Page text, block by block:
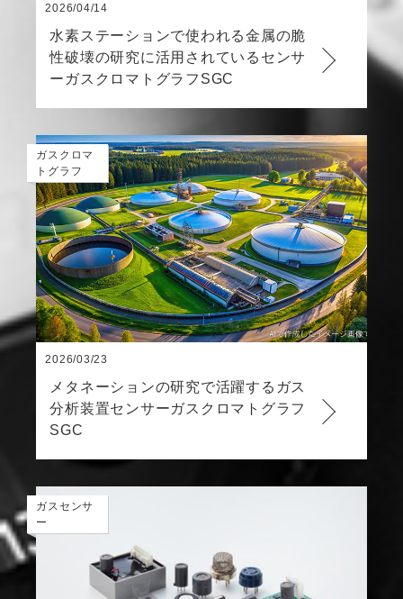
2026/04/14
水素ステーションで使われる金属の脆
性破壊の研究に活用されているセンサ
ーガスクロマトグラフSGC
ガスクロマ
トグラフ
2026/03/23
メタネーションの研究で活躍するガス
分析装置センサーガスクロマトグラフ
SGC
ガスセンサ
ー